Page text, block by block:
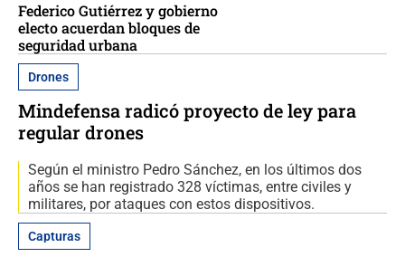
Federico Gutiérrez y gobierno
electo acuerdan bloques de
seguridad urbana
Drones
Mindefensa radicó proyecto de ley para
regular drones
Según el ministro Pedro Sánchez, en los últimos dos
años se han registrado 328 víctimas, entre civiles y
militares, por ataques con estos dispositivos.
Capturas